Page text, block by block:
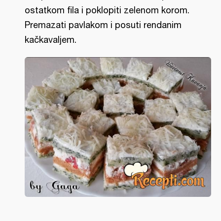
ostatkom fila i poklopiti zelenom korom.
Premazati pavlakom i posuti rendanim
kačkavaljem.